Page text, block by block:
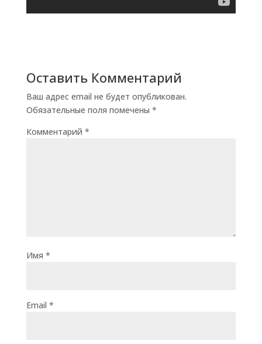
Оставить Комментарий
Ваш адрес email не будет опубликован.
Обязательные поля помечены *
Комментарий *
Имя *
Email *